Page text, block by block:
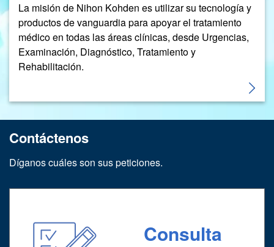
La misión de Nihon Kohden es utilizar su tecnología y
productos de vanguardia para apoyar el tratamiento
médico en todas las áreas clínicas, desde Urgencias,
Examinación, Diagnóstico, Tratamiento y
Rehabilitación.
Contáctenos
Díganos cuáles son sus peticiones.
Consulta